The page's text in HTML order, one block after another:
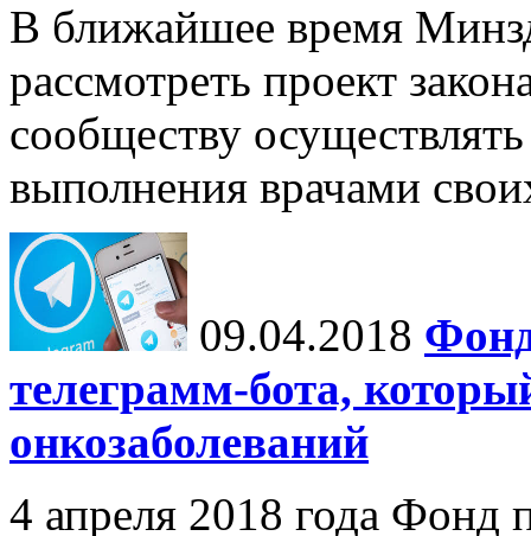
В ближайшее время
рассмотреть проект
сообществу
выполнения врачами
09.04.2018
телеграмм-бота,
онкозаболеваний
4 апреля 2018 года Фонд